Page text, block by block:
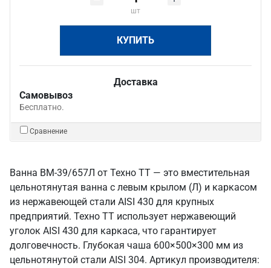
шт
КУПИТЬ
Доставка
Самовывоз
Бесплатно.
Сравнение
Ванна ВМ-39/657Л от Техно ТТ — это вместительная
цельнотянутая ванна с левым крылом (Л) и каркасом
из нержавеющей стали AISI 430 для крупных
предприятий. Техно ТТ использует нержавеющий
уголок AISI 430 для каркаса, что гарантирует
долговечность. Глубокая чаша 600×500×300 мм из
цельнотянутой стали AISI 304. Артикул производителя: